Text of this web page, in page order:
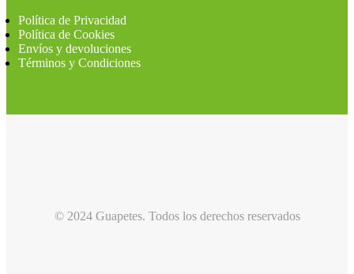
Política de Privacidad
Política de Cookies
Envíos y devoluciones
Términos y Condiciones
© 2024 Guapetes. Todos los derechos reservados